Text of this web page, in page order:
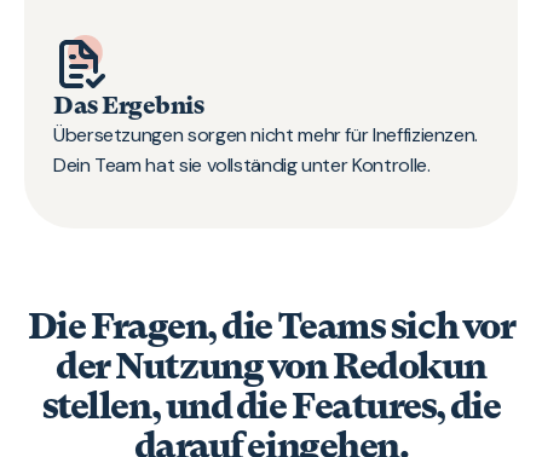
Das Ergebnis
Übersetzungen sorgen nicht mehr für Ineffizienzen.
Dein Team hat sie vollständig unter Kontrolle.
Die Fragen, die Teams sich vor
der Nutzung von Redokun
stellen, und die Features, die
darauf eingehen.